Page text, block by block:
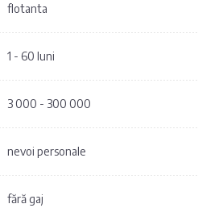
flotanta
1 - 60 luni
3 000 - 300 000
nevoi personale
fără gaj